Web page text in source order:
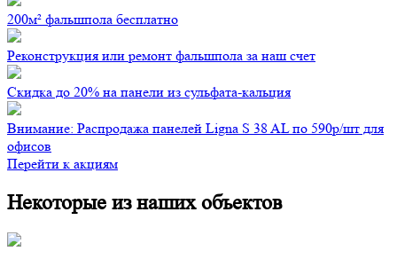
200м² фальшпола бесплатно
Реконструкция или ремонт фальшпола за наш счет
Скидка до 20% на панели из сульфата-кальция
Внимание: Распродажа панелей Ligna S 38 AL по 590р/шт для
офисов
Перейти к акциям
Некоторые из наших объектов